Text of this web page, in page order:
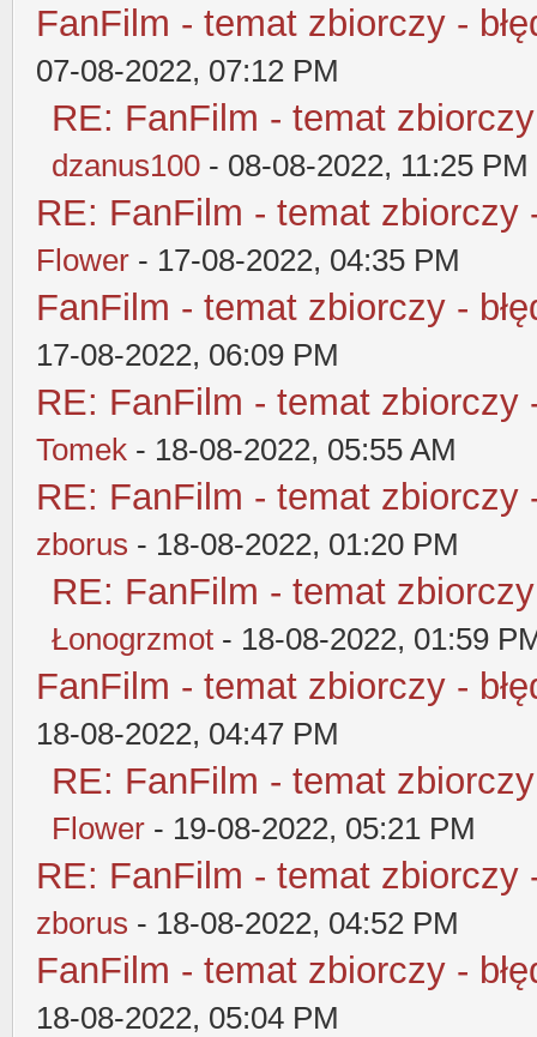
FanFilm - temat zbiorczy -
07-08-2022, 07:12 PM
RE: FanFilm - temat
dzanus100 - 08-08-2022, 11:25 PM
RE: FanFilm - temat zbiorczy
Flower - 17-08-2022, 04:35 PM
FanFilm - temat zbiorczy -
17-08-2022, 06:09 PM
RE: FanFilm - temat zbiorczy
Tomek - 18-08-2022, 05:55 AM
RE: FanFilm - temat zbiorczy
zborus - 18-08-2022, 01:20 PM
RE: FanFilm - temat
Łonogrzmot - 18-08-2022, 01:59
FanFilm - temat zbiorczy -
18-08-2022, 04:47 PM
RE: FanFilm - temat
Flower - 19-08-2022, 05:21 PM
RE: FanFilm - temat zbiorczy
zborus - 18-08-2022, 04:52 PM
FanFilm - temat zbiorczy -
18-08-2022, 05:04 PM